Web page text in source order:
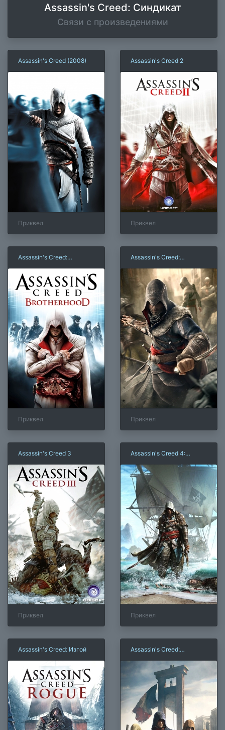
Assassin's Creed: Синдикат
Связи с произведениями
Assassin's Creed (2008)
Приквел
Assassin's Creed 2
Приквел
Assassin's Creed:
Приквел
Assassin's Creed:
Приквел
Assassin's Creed 3
Приквел
Assassin's Creed 4:
Приквел
Assassin's Creed: Изгой
Assassin's Creed: